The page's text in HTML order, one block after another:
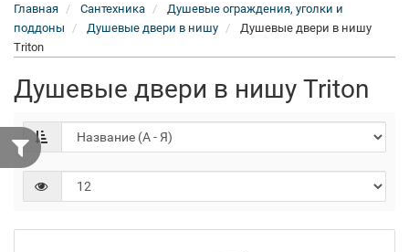
Главная Сантехника
Душевые ограждения, уголки и
поддоны
Душевые двери в нишу
Душевые двери в нишу
Triton
Душевые двери в нишу Triton